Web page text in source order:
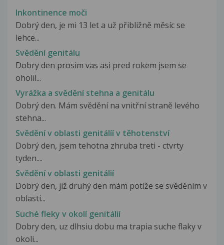
Inkontinence moči
Dobrý den, je mi 13 let a už přibližně měsíc se
lehce...
Svědění genitálu
Dobry den prosim vas asi pred rokem jsem se
oholil...
Vyrážka a svědění stehna a genitálu
Dobrý den. Mám svědění na vnitřní straně levého
stehna...
Svědění v oblasti genitálíí v těhotenství
Dobrý den, jsem tehotna zhruba treti - ctvrty
tyden....
Svědění v oblasti genitálií
Dobrý den, již druhý den mám potíže se svěděním v
oblasti...
Suché fleky v okolí genitálií
Dobry den, uz dlhsiu dobu ma trapia suche flaky v
okoli...